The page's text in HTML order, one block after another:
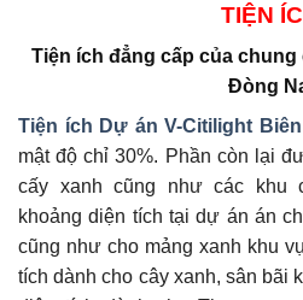
TIỆN
Tiện ích đẳng cấp của chung
Đòng
Tiện ích Dự án V-Citilight
mật độ chỉ 30%. Phần còn lại
cấy xanh cũng như các khu
khoảng diện tích tại dự án án
cũng như cho mảng xanh khu
tích dành cho cây xanh, sân bãi